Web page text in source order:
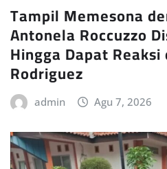
Tampil Memesona
Antonela Roccuzzo
Hingga Dapat
Rodriguez
admin Agu 7, 2026